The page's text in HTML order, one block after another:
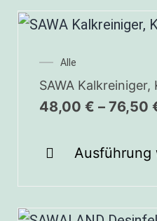
Alle
SAWA Kalkreiniger,
48,00 € – 76,50
Ausführung